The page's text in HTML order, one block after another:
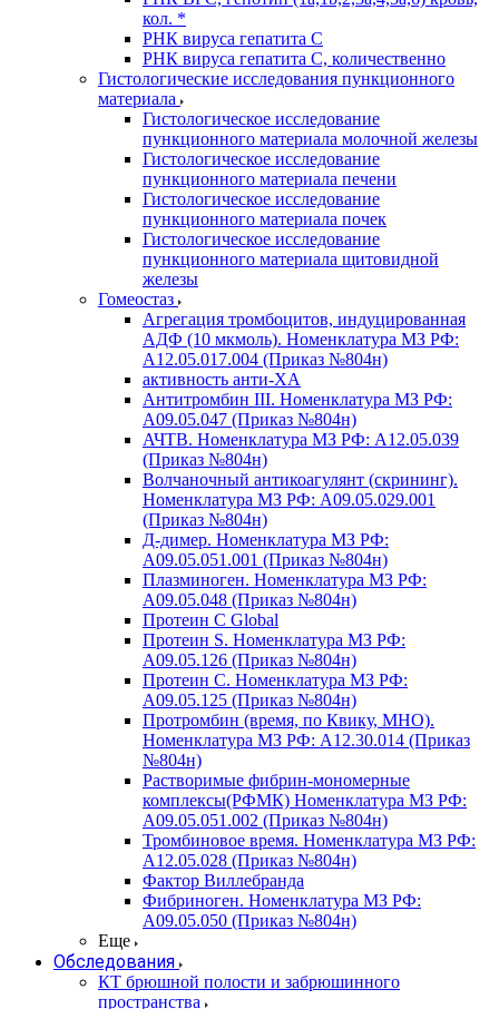
кол. *
РНК вируса гепатита C
РНК вируса гепатита C, количественно
Гистологические исследования пункционного
материала
Гистологическое исследование
пункционного материала молочной железы
Гистологическое исследование
пункционного материала печени
Гистологическое исследование
пункционного материала почек
Гистологическое исследование
пункционного материала щитовидной
железы
Гомеостаз
Агрегация тромбоцитов, индуцированная
АДФ (10 мкмоль). Номенклатура МЗ РФ:
A12.05.017.004 (Приказ №804н)
активность анти-ХА
Антитромбин III. Номенклатура МЗ РФ:
A09.05.047 (Приказ №804н)
АЧТВ. Номенклатура МЗ РФ: A12.05.039
(Приказ №804н)
Волчаночный антикоагулянт (скрининг).
Номенклатура МЗ РФ: A09.05.029.001
(Приказ №804н)
Д-димер. Номенклатура МЗ РФ:
A09.05.051.001 (Приказ №804н)
Плазминоген. Номенклатура МЗ РФ:
A09.05.048 (Приказ №804н)
Протеин C Global
Протеин S. Номенклатура МЗ РФ:
A09.05.126 (Приказ №804н)
Протеин С. Номенклатура МЗ РФ:
A09.05.125 (Приказ №804н)
Протромбин (время, по Квику, МНО).
Номенклатура МЗ РФ: A12.30.014 (Приказ
№804н)
Растворимые фибрин-мономерные
комплексы(РФМК) Номенклатура МЗ РФ:
A09.05.051.002 (Приказ №804н)
Тромбиновое время. Номенклатура МЗ РФ:
A12.05.028 (Приказ №804н)
Фактор Виллебранда
Фибриноген. Номенклатура МЗ РФ:
A09.05.050 (Приказ №804н)
Еще
Обследования
КТ брюшной полости и забрюшинного
пространства